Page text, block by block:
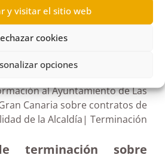
y visitar el sitio web
cookies
opciones
al Ayuntamiento de Las
Canaria sobre contratos de
de la Alcaldía| Terminación
terminación sobre